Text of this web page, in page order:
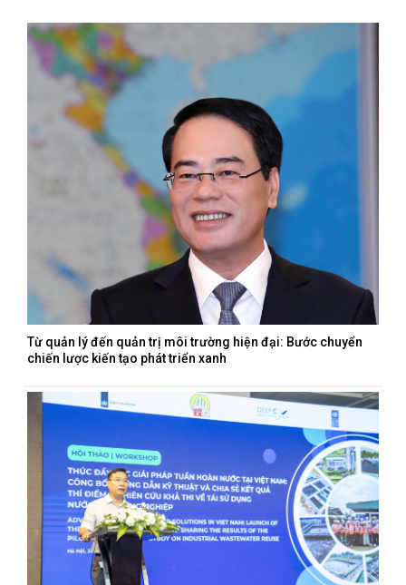
Từ quản lý đến quản trị môi trường hiện đại: Bước chuyển
chiến lược kiến tạo phát triển xanh